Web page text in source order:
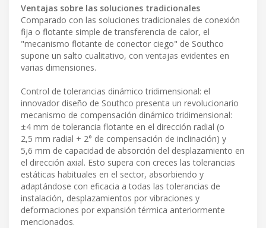
Ventajas sobre las soluciones tradicionales
Comparado con las soluciones tradicionales de conexión
fija o flotante simple de transferencia de calor, el
"mecanismo flotante de conector ciego" de Southco
supone un salto cualitativo, con ventajas evidentes en
varias dimensiones.
Control de tolerancias dinámico tridimensional: el
innovador diseño de Southco presenta un revolucionario
mecanismo de compensación dinámico tridimensional:
±4 mm de tolerancia flotante en el dirección radial (o
2,5 mm radial + 2° de compensación de inclinación) y
5,6 mm de capacidad de absorción del desplazamiento en
el dirección axial. Esto supera con creces las tolerancias
estáticas habituales en el sector, absorbiendo y
adaptándose con eficacia a todas las tolerancias de
instalación, desplazamientos por vibraciones y
deformaciones por expansión térmica anteriormente
mencionados.